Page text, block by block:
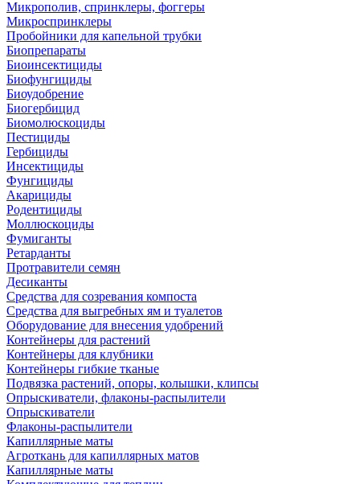
Микрополив, спринклеры, фоггеры
Микроспринклеры
Пробойники для капельной трубки
Биопрепараты
Биоинсектициды
Биофунгициды
Биоудобрение
Биогербицид
Биомолюскоциды
Пестициды
Гербициды
Инсектициды
Фунгициды
Акарициды
Родентициды
Моллюскоциды
Фумиганты
Ретарданты
Протравители семян
Десиканты
Средства для созревания компоста
Средства для выгребных ям и туалетов
Оборудование для внесения удобрений
Контейнеры для растений
Контейнеры для клубники
Контейнеры гибкие тканые
Подвязка растений, опоры, колышки, клипсы
Опрыскиватели, флаконы-распылители
Опрыскиватели
Флаконы-распылители
Капиллярные маты
Агроткань для капиллярных матов
Капиллярные маты